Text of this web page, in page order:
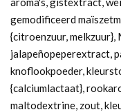
gemodificeerd
{citroenzuur, melkzuur},
jalapeñopeperextract,
knoflookpoeder,
{calciumlactaat},
maltodextrine, zout,